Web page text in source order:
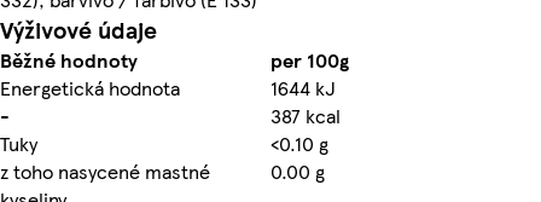
Výživové údaje
Běžné hodnoty
per 100g
Energetická hodnota
1644 kJ
-
387 kcal
Tuky
<0.10 g
z toho nasycené mastné
0.00 g